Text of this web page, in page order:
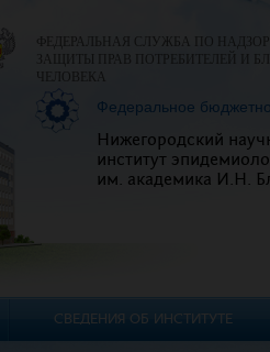
ФЕДЕРАЛЬНАЯ СЛУЖБА ПО
ЗАЩИТЫ ПРАВ ПОТРЕБИТЕЛЕЙ И
ЧЕЛОВЕКА
Федеральное
Нижегородский
институт
им. академика И.Н.
СВЕДЕНИЯ ОБ ИНСТИТУТЕ